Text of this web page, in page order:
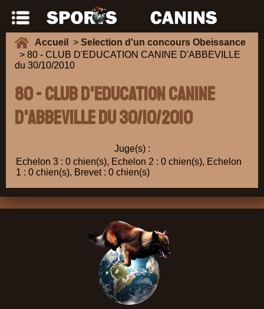
Accueil > Selection d'un concours Obeissance
> 80 - CLUB D'EDUCATION CANINE D'ABBEVILLE
du 30/10/2010
80 - CLUB D'EDUCATION CANINE
D'ABBEVILLE du 30/10/2010
Juge(s) :
Echelon 3 : 0 chien(s), Echelon 2 : 0 chien(s), Echelon
1 : 0 chien(s), Brevet : 0 chien(s)